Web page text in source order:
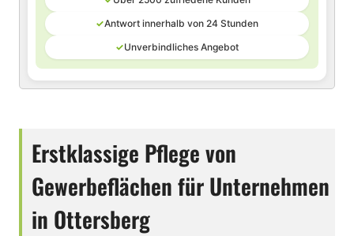
✓Antwort innerhalb von 24 Stunden
✓Unverbindliches Angebot
Erstklassige Pflege von
Gewerbeflächen für Unternehmen
in Ottersberg